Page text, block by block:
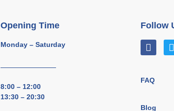
Opening Time
Monday – Saturday
8:00 – 12:00
13:30 – 20:30
Follow
FAQ
Blog